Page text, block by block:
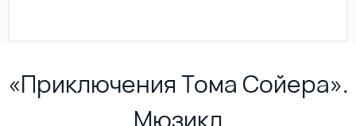
«Приключения Тома Сойера».
Мюзикл